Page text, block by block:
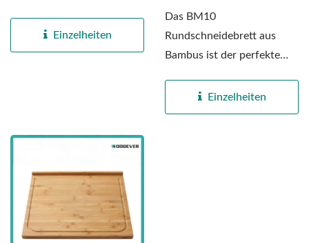
Einzelheiten
Das BM10
Rundschneidebrett aus
Bambus ist der perfekte
minimalistische Küchen...
Einzelheiten